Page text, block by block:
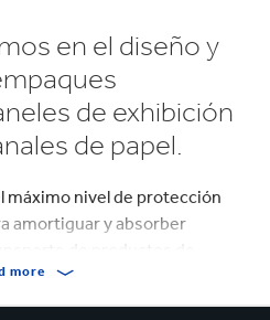
en el diseño y
de exhibición
de papel.
máximo nivel de protección
amortiguar y absorber
de productos de
el número de productos
producimos
more